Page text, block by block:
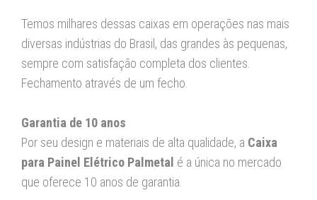
Temos milhares dessas caixas em operações nas mais
diversas indústrias do Brasil, das grandes às pequenas,
sempre com satisfação completa dos clientes.
Fechamento através de um fecho.
Garantia de 10 anos
Por seu design e materiais de alta qualidade, a Caixa
para Painel Elétrico Palmetal é a única no mercado
que oferece 10 anos de garantia.